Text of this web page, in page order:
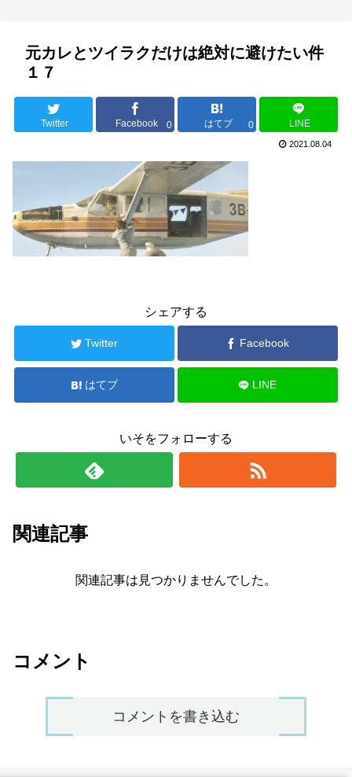
元カレとツイラクだけは絶対に避けたい件
１７
Twitter Facebook 0 はてブ 0 LINE
2021.08.04
シェアする
Twitter Facebook
はてブ LINE
いそをフォローする
関連記事
関連記事は見つかりませんでした。
コメント
コメントを書き込む